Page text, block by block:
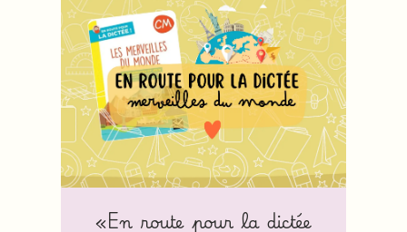
«En route pour la dictée